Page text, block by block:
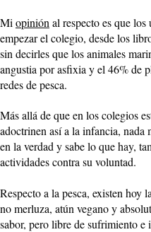
Mi opinión al respecto es que
empezar el colegio, desde los
sin decirles que los animales
angustia por asfixia y el 46% de
redes de pesca.
Más allá de que en los colegios
adoctrinen así a la infancia, nada
en la verdad y sabe lo que hay,
actividades contra su voluntad.
Respecto a la pesca, existen hoy
no merluza, atún vegano y
sabor, pero libre de sufrimiento e